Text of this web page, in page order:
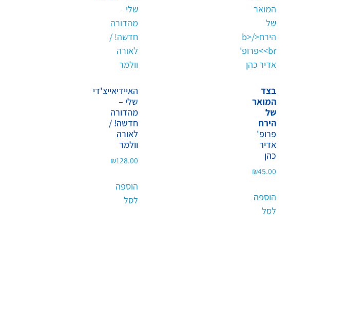
בצד
המואר
של
הירח
פרופ'
אדיר
כהן
₪45.00
הוספה
לסל
האיידיאייצ'די
שלי –
מהדורה
חדשה! /
לאורה
וולמר
₪128.00
הוספה
לסל